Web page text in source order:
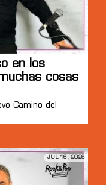
en los
cosas
Camino del
JUL 16, 2026